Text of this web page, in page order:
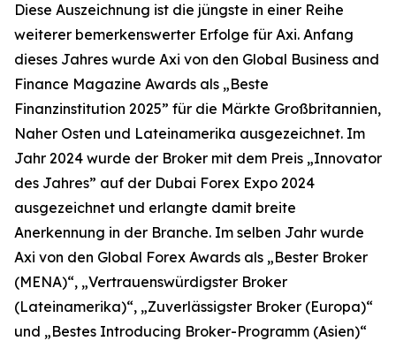
Diese Auszeichnung ist die jüngste in einer Reihe
weiterer bemerkenswerter Erfolge für Axi. Anfang
dieses Jahres wurde Axi von den Global Business and
Finance Magazine Awards als „Beste
Finanzinstitution 2025” für die Märkte Großbritannien,
Naher Osten und Lateinamerika ausgezeichnet. Im
Jahr 2024 wurde der Broker mit dem Preis „Innovator
des Jahres” auf der Dubai Forex Expo 2024
ausgezeichnet und erlangte damit breite
Anerkennung in der Branche. Im selben Jahr wurde
Axi von den Global Forex Awards als „Bester Broker
(MENA)“, „Vertrauenswürdigster Broker
(Lateinamerika)“, „Zuverlässigster Broker (Europa)“
und „Bestes Introducing Broker-Programm (Asien)“